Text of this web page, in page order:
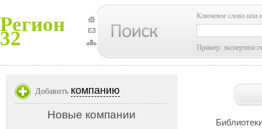
Регион
32
Ключевое слово или
Пример: экспертиза
Добавить компанию
Новые компании